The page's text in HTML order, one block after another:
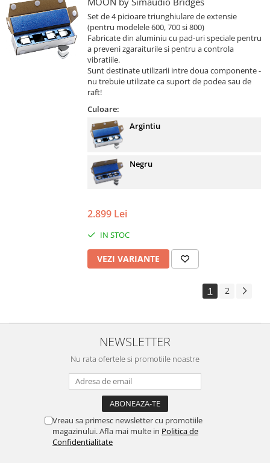
Set de 4 picioare triunghiulare de extensie
(pentru modelele 600, 700 si 800)
Fabricate din aluminiu cu pad-uri speciale pentru
a preveni zgaraiturile si pentru a controla
vibratiile.
Sunt destinate utilizarii intre doua componente -
nu trebuie utilizate ca suport de podea sau de
raft!
Culoare:
Argintiu
Negru
2.899 Lei
IN STOC
VEZI VARIANTE
1 2
NEWSLETTER
Nu rata ofertele si promotiile noastre
Vreau sa primesc newsletter cu promotiile
magazinului. Afla mai multe in Politica de
Confidentialitate